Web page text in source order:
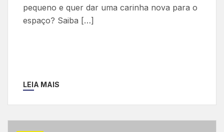
pequeno e quer dar uma carinha nova para o
espaço? Saiba […]
LEIA MAIS